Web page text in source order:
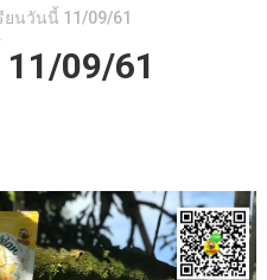
ยนวันนี้ 11/09/61
09/61